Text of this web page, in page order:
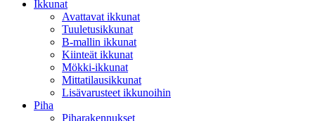
Ikkunat
Avattavat ikkunat
Tuuletusikkunat
B-mallin ikkunat
Kiinteät ikkunat
Mökki-ikkunat
Mittatilausikkunat
Lisävarusteet ikkunoihin
Piha
Piharakennukset